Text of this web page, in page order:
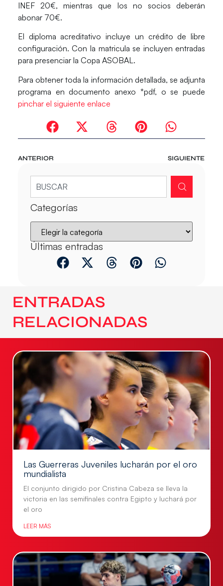
INEF 20€, mientras que los no socios deberán
abonar 70€.
El diploma acreditativo incluye un crédito de libre
configuración. Con la matricula se incluyen entradas
para presenciar la Copa ASOBAL.
Para obtener toda la información detallada, se adjunta
programa en documento anexo *pdf, o se puede
pinchar el siguiente enlace
ANTERIOR SIGUIENTE
Categorías
Últimas entradas
ENTRADAS
RELACIONADAS
Las Guerreras Juveniles lucharán por el oro
mundialista
El conjunto dirigido por Cristina Cabeza se lleva la
victoria en las semifinales contra Egipto y luchará por
el oro
LEER MÁS